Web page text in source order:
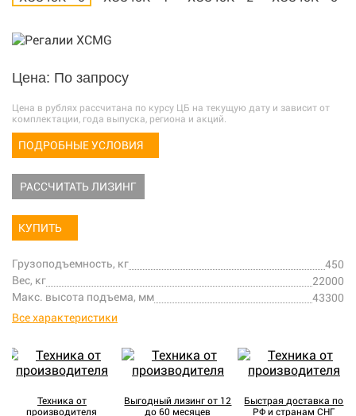
Цена: По запросу
Цена в рублях рассчитана по курсу ЦБ на текущую дату и зависит от
комплектации, года выпуска, региона и акций.
ПОДРОБНЫЕ УСЛОВИЯ
РАССЧИТАТЬ ЛИЗИНГ
КУПИТЬ
Грузоподъемность, кг
450
Вес, кг
22000
Макс. высота подъема, мм
43300
Все характеристики
Техника от
производителя
Выгодный лизинг от 12
до 60 месяцев
Быстрая доставка по
РФ и странам СНГ